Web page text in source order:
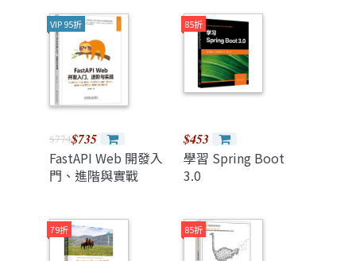
VIP 95折
$774$735
FastAPI Web 開發入
門、進階與實戰
85折
$453
學習 Spring Boot
3.0
79折 85折